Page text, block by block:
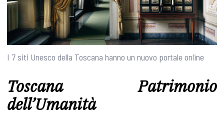
I 7 siti Unesco della Toscana hanno un nuovo portale online
Toscana Patrimonio
dell’Umanità